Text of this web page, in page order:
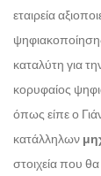
εταιρεία
καταλύτη για
κορυφαίος
όπως είπε ο
κατάλληλων
στοιχεία που